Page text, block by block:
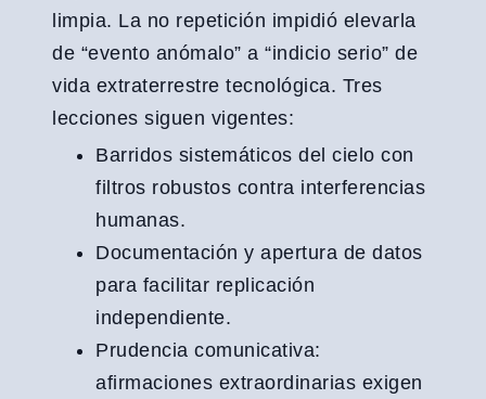
limpia. La no repetición impidió elevarla
de “evento anómalo” a “indicio serio” de
vida extraterrestre tecnológica. Tres
lecciones siguen vigentes:
Barridos sistemáticos del cielo con
filtros robustos contra interferencias
humanas.
Documentación y apertura de datos
para facilitar replicación
independiente.
Prudencia comunicativa:
afirmaciones extraordinarias exigen